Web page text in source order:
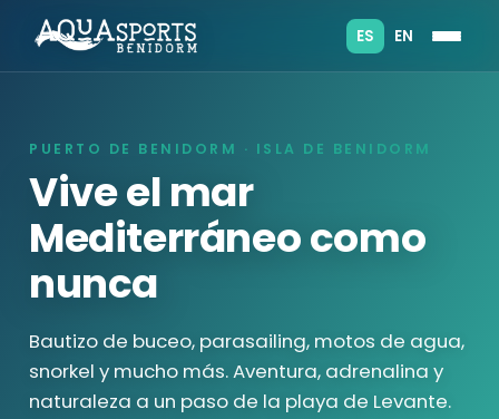
ES EN
PUERTO DE BENIDORM · ISLA DE BENIDORM
Vive el mar
Mediterráneo como
nunca
Bautizo de buceo, parasailing, motos de agua,
snorkel y mucho más. Aventura, adrenalina y
naturaleza a un paso de la playa de Levante.